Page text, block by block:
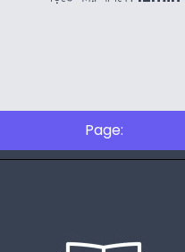
Page: